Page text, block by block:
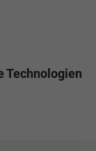
Technologien